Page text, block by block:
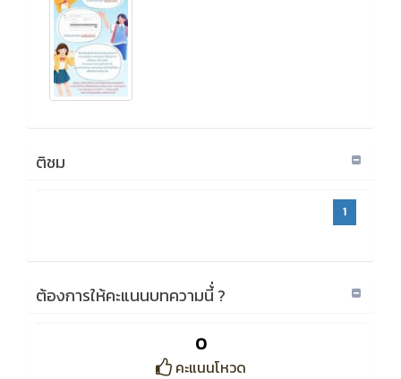
ติชม
1
ต้องการให้คะแนนบทความนี้่ ?
0
คะแนนโหวด